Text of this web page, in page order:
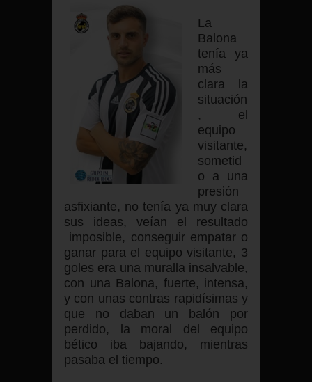
La
Balona
tenía ya
más
clara la
situación
, el
equipo
visitante,
sometid
o a una
presión
asfixiante, no tenía ya muy clara
sus ideas, veían el resultado
imposible, conseguir empatar o
ganar para el equipo visitante, 3
goles era una muralla insalvable,
con una Balona, fuerte, intensa,
y con unas contras rapidísimas y
que no daban un balón por
perdido, la moral del equipo
bético iba bajando, mientras
pasaba el tiempo.